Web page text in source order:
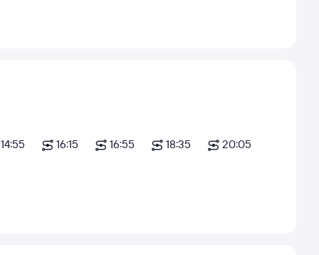
14:55 16:15 16:55 18:35
20:05